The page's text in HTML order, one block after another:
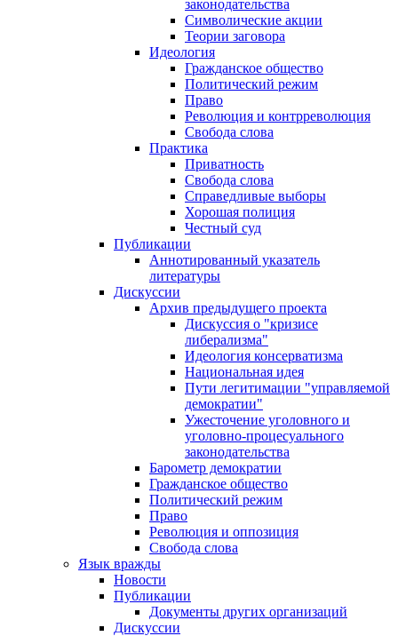
законодательства
Символические акции
Теории заговора
Идеология
Гражданское общество
Политический режим
Право
Революция и контрреволюция
Свобода слова
Практика
Приватность
Свобода слова
Справедливые выборы
Хорошая полиция
Честный суд
Публикации
Аннотированный указатель
литературы
Дискуссии
Архив предыдущего проекта
Дискуссия о "кризисе
либерализма"
Идеология консерватизма
Национальная идея
Пути легитимации "управляемой
демократии"
Ужесточение уголовного и
уголовно-процесуального
законодательства
Барометр демократии
Гражданское общество
Политический режим
Право
Революция и оппозиция
Свобода слова
Язык вражды
Новости
Публикации
Документы других организаций
Дискуссии